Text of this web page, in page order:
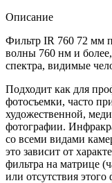
Описание
Фильтр IR 760 72 мм
волны 760 нм и более,
спектра, видимые
Подходит как для
фотосъемки, часто
художественной,
фотографии.
со всеми видами
это зависит от
фильтра на матрице
или отсутствия этого